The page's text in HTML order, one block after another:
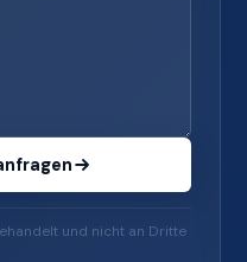
und nicht an Dritte